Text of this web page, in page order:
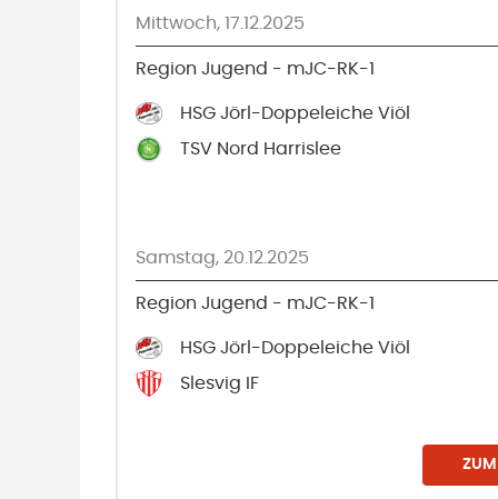
Mittwoch, 17.12.2025
Region Jugend - mJC-RK-1
HSG Jörl-Doppeleiche Viöl
TSV Nord Harrislee
Samstag, 20.12.2025
Region Jugend - mJC-RK-1
HSG Jörl-Doppeleiche Viöl
Slesvig IF
ZUM